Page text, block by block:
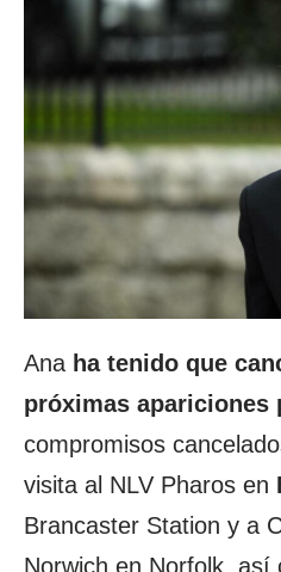
Ana ha tenido que
próximas apariciones
compromisos
visita al NLV Pharos en
Brancaster Station y a
Norwich en Norfolk, así